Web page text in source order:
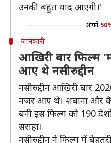
उनकी बहुत याद आएगी।'
आपने
जानकारी
आखिरी बार फिल्म
आए थे नसीरुद्दीन
नसीरुद्दीन आखिरी बार
नजर आए थे। शबाना और
बनी इस फिल्म को 190
सराहा।
नसीरुद्दीन ने फिल्म में